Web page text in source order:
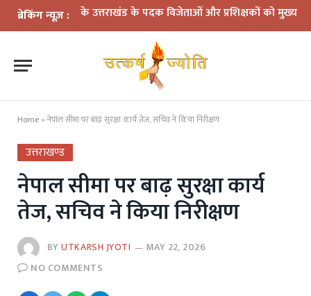
ब्रेकिंग न्यूज़ :
के उत्तराखंड के पदक विजेताओं और प्रशिक्षकों को मुख्यमंत्री धामी ने
Home »नेपाल सीमा पर बाढ़ सुरक्षा कार्य तेज, सचिव ने किया निरीक्षण
उत्तराखण्ड
नेपाल सीमा पर बाढ़ सुरक्षा कार्य
तेज, सचिव ने किया निरीक्षण
BYUTKARSH JYOTI
MAY 22, 2026
NO COMMENTS